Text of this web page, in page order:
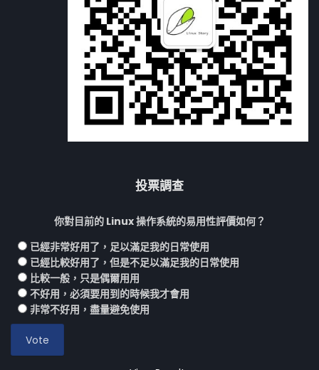
投票調查
你對目前的 Linux 操作系統的易用性評價如何？
已經非常好用了，足以滿足我的日常使用
已經比較好用了，但是不足以滿足我的日常使用
比較一般，只是偶爾用用
不好用，必須要用到的時候我才會用
非常不好用，盡量避免使用